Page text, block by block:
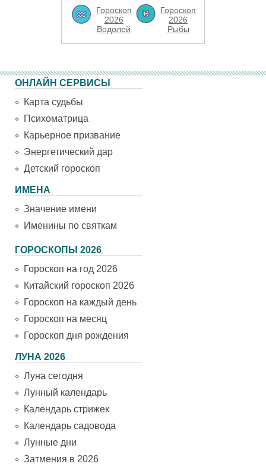
Гороскоп
2026
Водолей
Гороскоп
2026
Рыбы
ОНЛАЙН СЕРВИСЫ
Карта судьбы
Психоматрица
Карьерное призвание
Энергетический дар
Детский гороскоп
ИМЕНА
Значение имени
Именины по святкам
ГОРОСКОПЫ 2026
Гороскоп на год 2026
Китайский гороскоп 2026
Гороскоп на каждый день
Гороскоп на месяц
Гороскоп дня рождения
ЛУНА 2026
Луна сегодня
Лунный календарь
Календарь стрижек
Календарь садовода
Лунные дни
Затмения в 2026